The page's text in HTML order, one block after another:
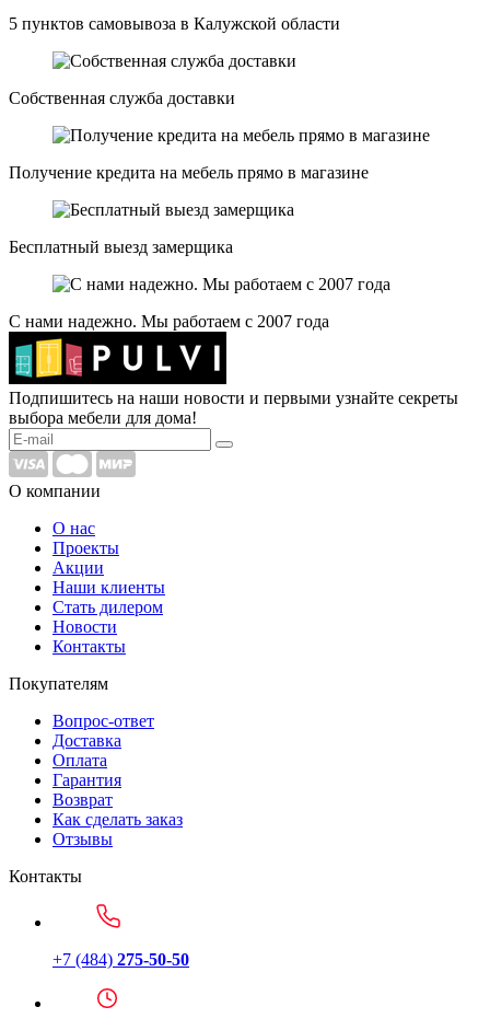
5 пунктов самовывоза в Калужской области
Собственная служба доставки
Получение кредита на мебель прямо в магазине
Бесплатный выезд замерщика
С нами надежно. Мы работаем с 2007 года
Подпишитесь на наши новости и первыми узнайте секреты
выбора мебели для дома!
О компании
О нас
Проекты
Акции
Наши клиенты
Стать дилером
Новости
Контакты
Покупателям
Вопрос-ответ
Доставка
Оплата
Гарантия
Возврат
Как сделать заказ
Отзывы
Контакты
+7 (484) 275-50-50